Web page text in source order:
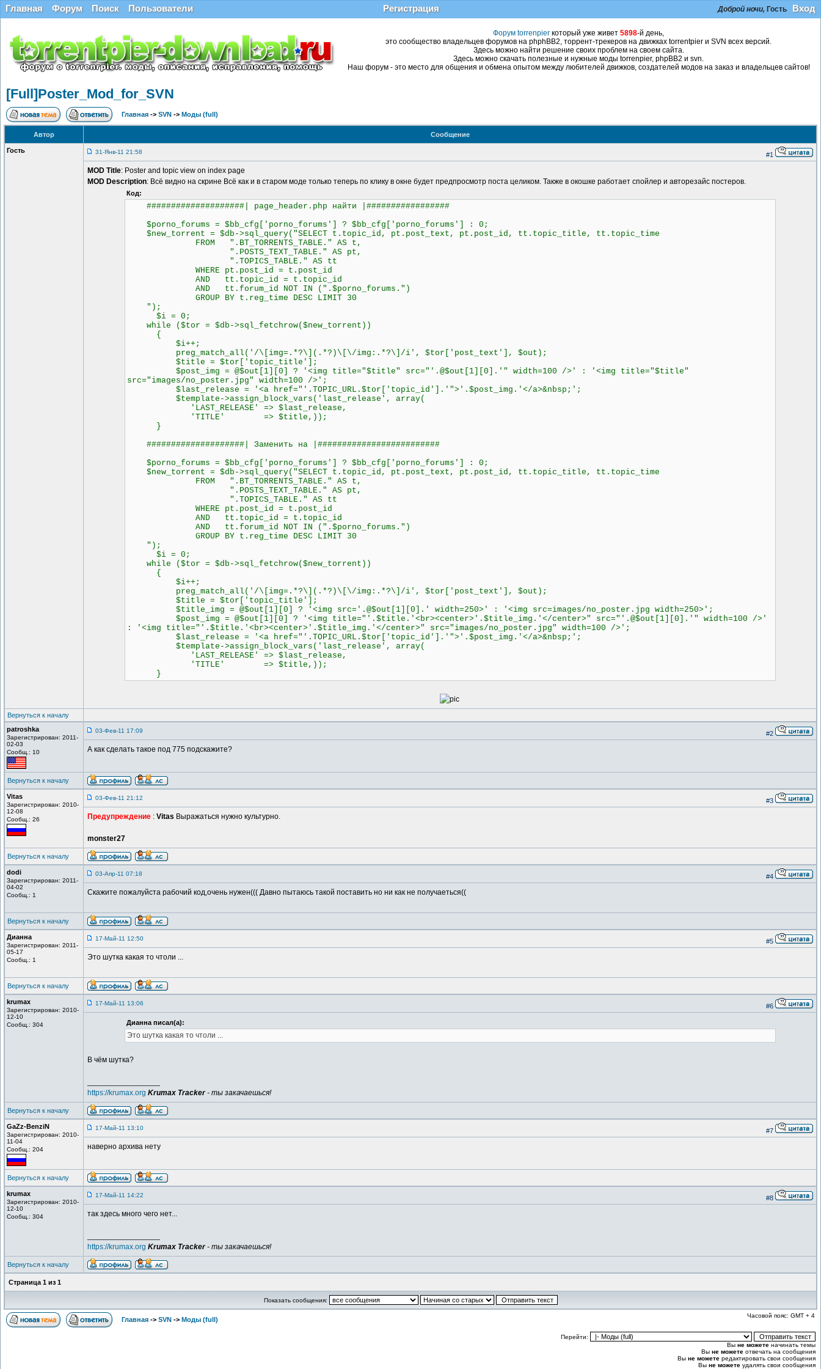
Главная Форум Поиск Пользователи Регистрация Доброй ночи, Гость Вход
Форум torrenpier который уже живет 5898-й день,
это сообщество владельцев форумов на phphBB2, торрент-трекеров на движках torrentpier и SVN всех версий.
Здесь можно найти решение своих проблем на своем сайта.
Здесь можно скачать полезные и нужные моды torrenpier, phpBB2 и svn.
Наш форум - это место для общения и обмена опытом между любителей движков, создателей модов на заказ и владельцев сайтов!
[Full]Poster_Mod_for_SVN
Главная -> SVN -> Моды (full)
Автор Сообщение
Гость 31-Янв-11 21:58 #1
MOD Title: Poster and topic view on index page
MOD Description: Всё видно на скрине Всё как и в старом моде только теперь по клику в окне будет предпросмотр поста целиком. Также в окошке работает спойлер и авторезайс постеров.
Код:
####################| page_header.php найти |#################
$porno_forums = $bb_cfg['porno_forums'] ? $bb_cfg['porno_forums'] : 0;
$new_torrent = $db->sql_query("SELECT t.topic_id, pt.post_text, pt.post_id, tt.topic_title, tt.topic_time
FROM ".BT_TORRENTS_TABLE." AS t,
".POSTS_TEXT_TABLE." AS pt,
".TOPICS_TABLE." AS tt
WHERE pt.post_id = t.post_id
AND tt.topic_id = t.topic_id
AND tt.forum_id NOT IN (".$porno_forums.")
GROUP BY t.reg_time DESC LIMIT 30
");
$i = 0;
while ($tor = $db->sql_fetchrow($new_torrent))
{
$i++;
preg_match_all('/\[img=.*?\](.*?)\[\/img:.*?\]/i', $tor['post_text'], $out);
$title = $tor['topic_title'];
$post_img = @$out[1][0] ? '<img title="$title" src="'.@$out[1][0].'" width=100 />' : '<img title="$title"
src="images/no_poster.jpg" width=100 />';
$last_release = '<a href="'.TOPIC_URL.$tor['topic_id'].'">'.$post_img.'</a>&nbsp;';
$template->assign_block_vars('last_release', array(
'LAST_RELEASE' => $last_release,
'TITLE' => $title,));
}
####################| Заменить на |#########################
$porno_forums = $bb_cfg['porno_forums'] ? $bb_cfg['porno_forums'] : 0;
$new_torrent = $db->sql_query("SELECT t.topic_id, pt.post_text, pt.post_id, tt.topic_title, tt.topic_time
FROM ".BT_TORRENTS_TABLE." AS t,
".POSTS_TEXT_TABLE." AS pt,
".TOPICS_TABLE." AS tt
WHERE pt.post_id = t.post_id
AND tt.topic_id = t.topic_id
AND tt.forum_id NOT IN (".$porno_forums.")
GROUP BY t.reg_time DESC LIMIT 30
");
$i = 0;
while ($tor = $db->sql_fetchrow($new_torrent))
{
$i++;
preg_match_all('/\[img=.*?\](.*?)\[\/img:.*?\]/i', $tor['post_text'], $out);
$title = $tor['topic_title'];
$title_img = @$out[1][0] ? '<img src='.@$out[1][0].' width=250>' : '<img src=images/no_poster.jpg width=250>';
$post_img = @$out[1][0] ? '<img title="'.$title.'<br><center>'.$title_img.'</center>" src="'.@$out[1][0].'" width=100 />'
: '<img title="'.$title.'<br><center>'.$title_img.'</center>" src="images/no_poster.jpg" width=100 />';
$last_release = '<a href="'.TOPIC_URL.$tor['topic_id'].'">'.$post_img.'</a>&nbsp;';
$template->assign_block_vars('last_release', array(
'LAST_RELEASE' => $last_release,
'TITLE' => $title,));
}
Вернуться к началу
patroshka
Зарегистрирован: 2011-
02-03
Сообщ.: 10
03-Фев-11 17:09 #2
А как сделать такое под 775 подскажите?
Вернуться к началу
Vitas
Зарегистрирован: 2010-
12-08
Сообщ.: 26
03-Фев-11 21:12 #3
Предупреждение : Vitas Выражаться нужно культурно.
monster27
Вернуться к началу
dodi
Зарегистрирован: 2011-
04-02
Сообщ.: 1
03-Апр-11 07:18 #4
Скажите пожалуйста рабочий код,очень нужен((( Давно пытаюсь такой поставить но ни как не получаеться((
Вернуться к началу
Дианна
Зарегистрирован: 2011-
05-17
Сообщ.: 1
17-Май-11 12:50 #5
Это шутка какая то чтоли ...
Вернуться к началу
krumax
Зарегистрирован: 2010-
12-10
Сообщ.: 304
17-Май-11 13:06 #6
Дианна писал(а):
Это шутка какая то чтоли ...
В чём шутка?
https://krumax.org Krumax Tracker- ты закачаешься!
Вернуться к началу
GaZz-BenziN
Зарегистрирован: 2010-
11-04
Сообщ.: 204
17-Май-11 13:10 #7
наверно архива нету
Вернуться к началу
krumax
Зарегистрирован: 2010-
12-10
Сообщ.: 304
17-Май-11 14:22 #8
так здесь много чего нет...
https://krumax.org Krumax Tracker- ты закачаешься!
Вернуться к началу
Страница 1 из 1
Показать сообщения:
Главная -> SVN -> Моды (full)
Часовой пояс: GMT + 4
Перейти:
Вы не можете начинать темы
Вы не можете отвечать на сообщения
Вы не можете редактировать свои сообщения
Вы не можете удалять свои сообщения